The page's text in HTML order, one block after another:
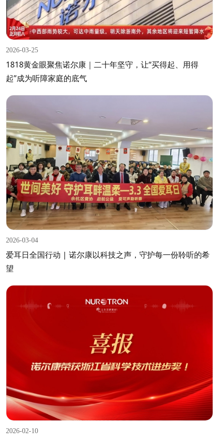
2026-03-25
1818黄金眼聚焦诺尔康｜二十年坚守，让“买得起、用得
起”成为听障家庭的底气
2026-03-04
爱耳日全国行动 | 诺尔康以科技之声，守护每一份聆听的希
望
2026-02-10